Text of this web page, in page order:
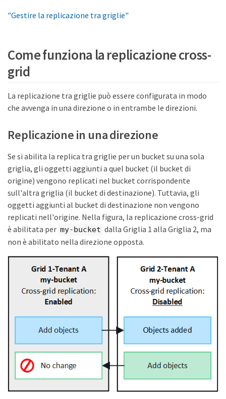
"Gestire la replicazione tra griglie"
Come funziona la replicazione cross-
grid
La replicazione tra griglie può essere configurata in modo
che avvenga in una direzione o in entrambe le direzioni.
Replicazione in una direzione
Se si abilita la replica tra griglie per un bucket su una sola
griglia, gli oggetti aggiunti a quel bucket (il bucket di
origine) vengono replicati nel bucket corrispondente
sull'altra griglia (il bucket di destinazione). Tuttavia, gli
oggetti aggiunti al bucket di destinazione non vengono
replicati nell'origine. Nella figura, la replicazione cross-grid
è abilitata per my-bucket dalla Griglia 1 alla Griglia 2, ma
non è abilitato nella direzione opposta.